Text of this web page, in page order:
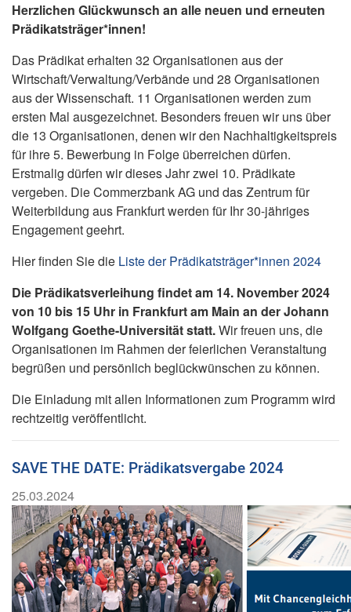
Herzlichen Glückwunsch an alle neuen und erneuten
Prädikatsträger*innen!
Das Prädikat erhalten 32 Organisationen aus der
Wirtschaft/Verwaltung/Verbände und 28 Organisationen
aus der Wissenschaft. 11 Organisationen werden zum
ersten Mal ausgezeichnet. Besonders freuen wir uns über
die 13 Organisationen, denen wir den Nachhaltigkeitspreis
für ihre 5. Bewerbung in Folge überreichen dürfen.
Erstmalig dürfen wir dieses Jahr zwei 10. Prädikate
vergeben. Die Commerzbank AG und das Zentrum für
Weiterbildung aus Frankfurt werden für Ihr 30-jähriges
Engagement geehrt.
Hier finden Sie die Liste der Prädikatsträger*innen 2024
Die Prädikatsverleihung findet am 14. November 2024
von 10 bis 15 Uhr in Frankfurt am Main an der Johann
Wolfgang Goethe-Universität statt.Wir freuen uns, die
Organisationen im Rahmen der feierlichen Veranstaltung
begrüßen und persönlich beglückwünschen zu können.
Die Einladung mit allen Informationen zum Programm wird
rechtzeitig veröffentlicht.
SAVE THE DATE: Prädikatsvergabe 2024
25.03.2024